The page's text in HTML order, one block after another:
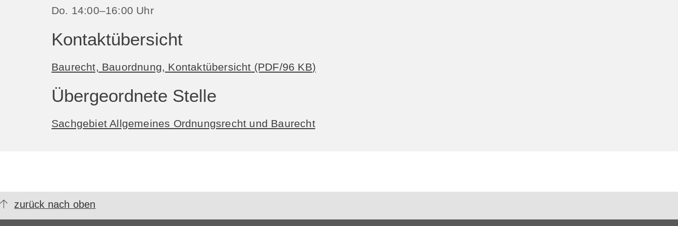
Do. 14:00–16:00 Uhr
Kontaktübersicht
Baurecht, Bauordnung, Kontaktübersicht (PDF/96 KB)
Übergeordnete Stelle
Sachgebiet Allgemeines Ordnungsrecht und Baurecht
zurück nach oben